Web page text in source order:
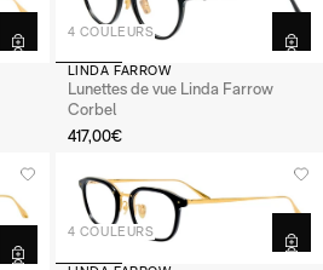
4 COULEURS
LINDA FARROW
Lunettes de vue Linda Farrow
Corbel
417,00€
4 COULEURS